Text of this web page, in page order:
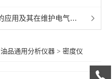
在维护电气设备中的重要性
油品通用分析仪器 >密度仪